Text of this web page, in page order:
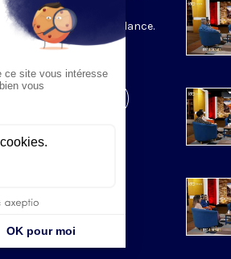
Ils confrontent
franchise et bienveillance.
de Saint Pierre.
de l'émission